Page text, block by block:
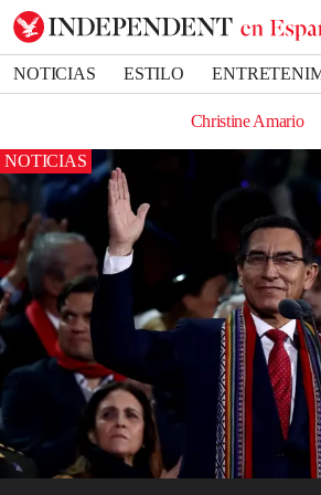
NOTICIAS ESTILO
Christine Amario
NOTICIAS